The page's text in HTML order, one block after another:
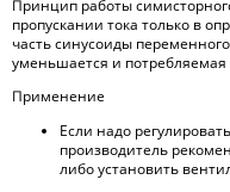
Принцип работы
пропускании тока только в
часть синусоиды
уменьшается и
Применение
Если надо
производитель
либо установить